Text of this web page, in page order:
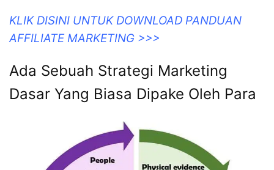
KLIK DISINI UNTUK DOWNLOAD PANDUAN
AFFILIATE MARKETING >>>
Ada Sebuah Strategi Marketing
Dasar Yang Biasa Dipake Oleh Para